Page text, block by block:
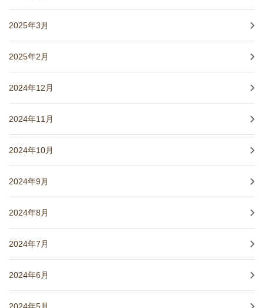
2025年3月
2025年2月
2024年12月
2024年11月
2024年10月
2024年9月
2024年8月
2024年7月
2024年6月